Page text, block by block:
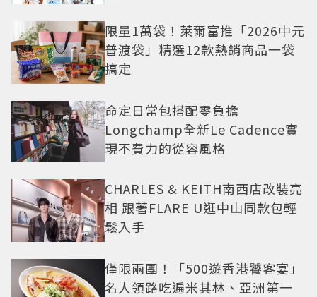
限量1萬袋！萊爾富推「2026中元
普渡袋」精選12款熱銷商品一袋
搞定
命定日常包搭配零負擔
Longchamp全新Le Cadence實
現不費力的從容風格
CHARLES & KEITH南西店改裝亮
相 跟著FLARE U逛中山同款包輕
鬆入手
僅限兩團！「500遊香港饕客宴」
名人領路吃遍米其林、亞洲第一